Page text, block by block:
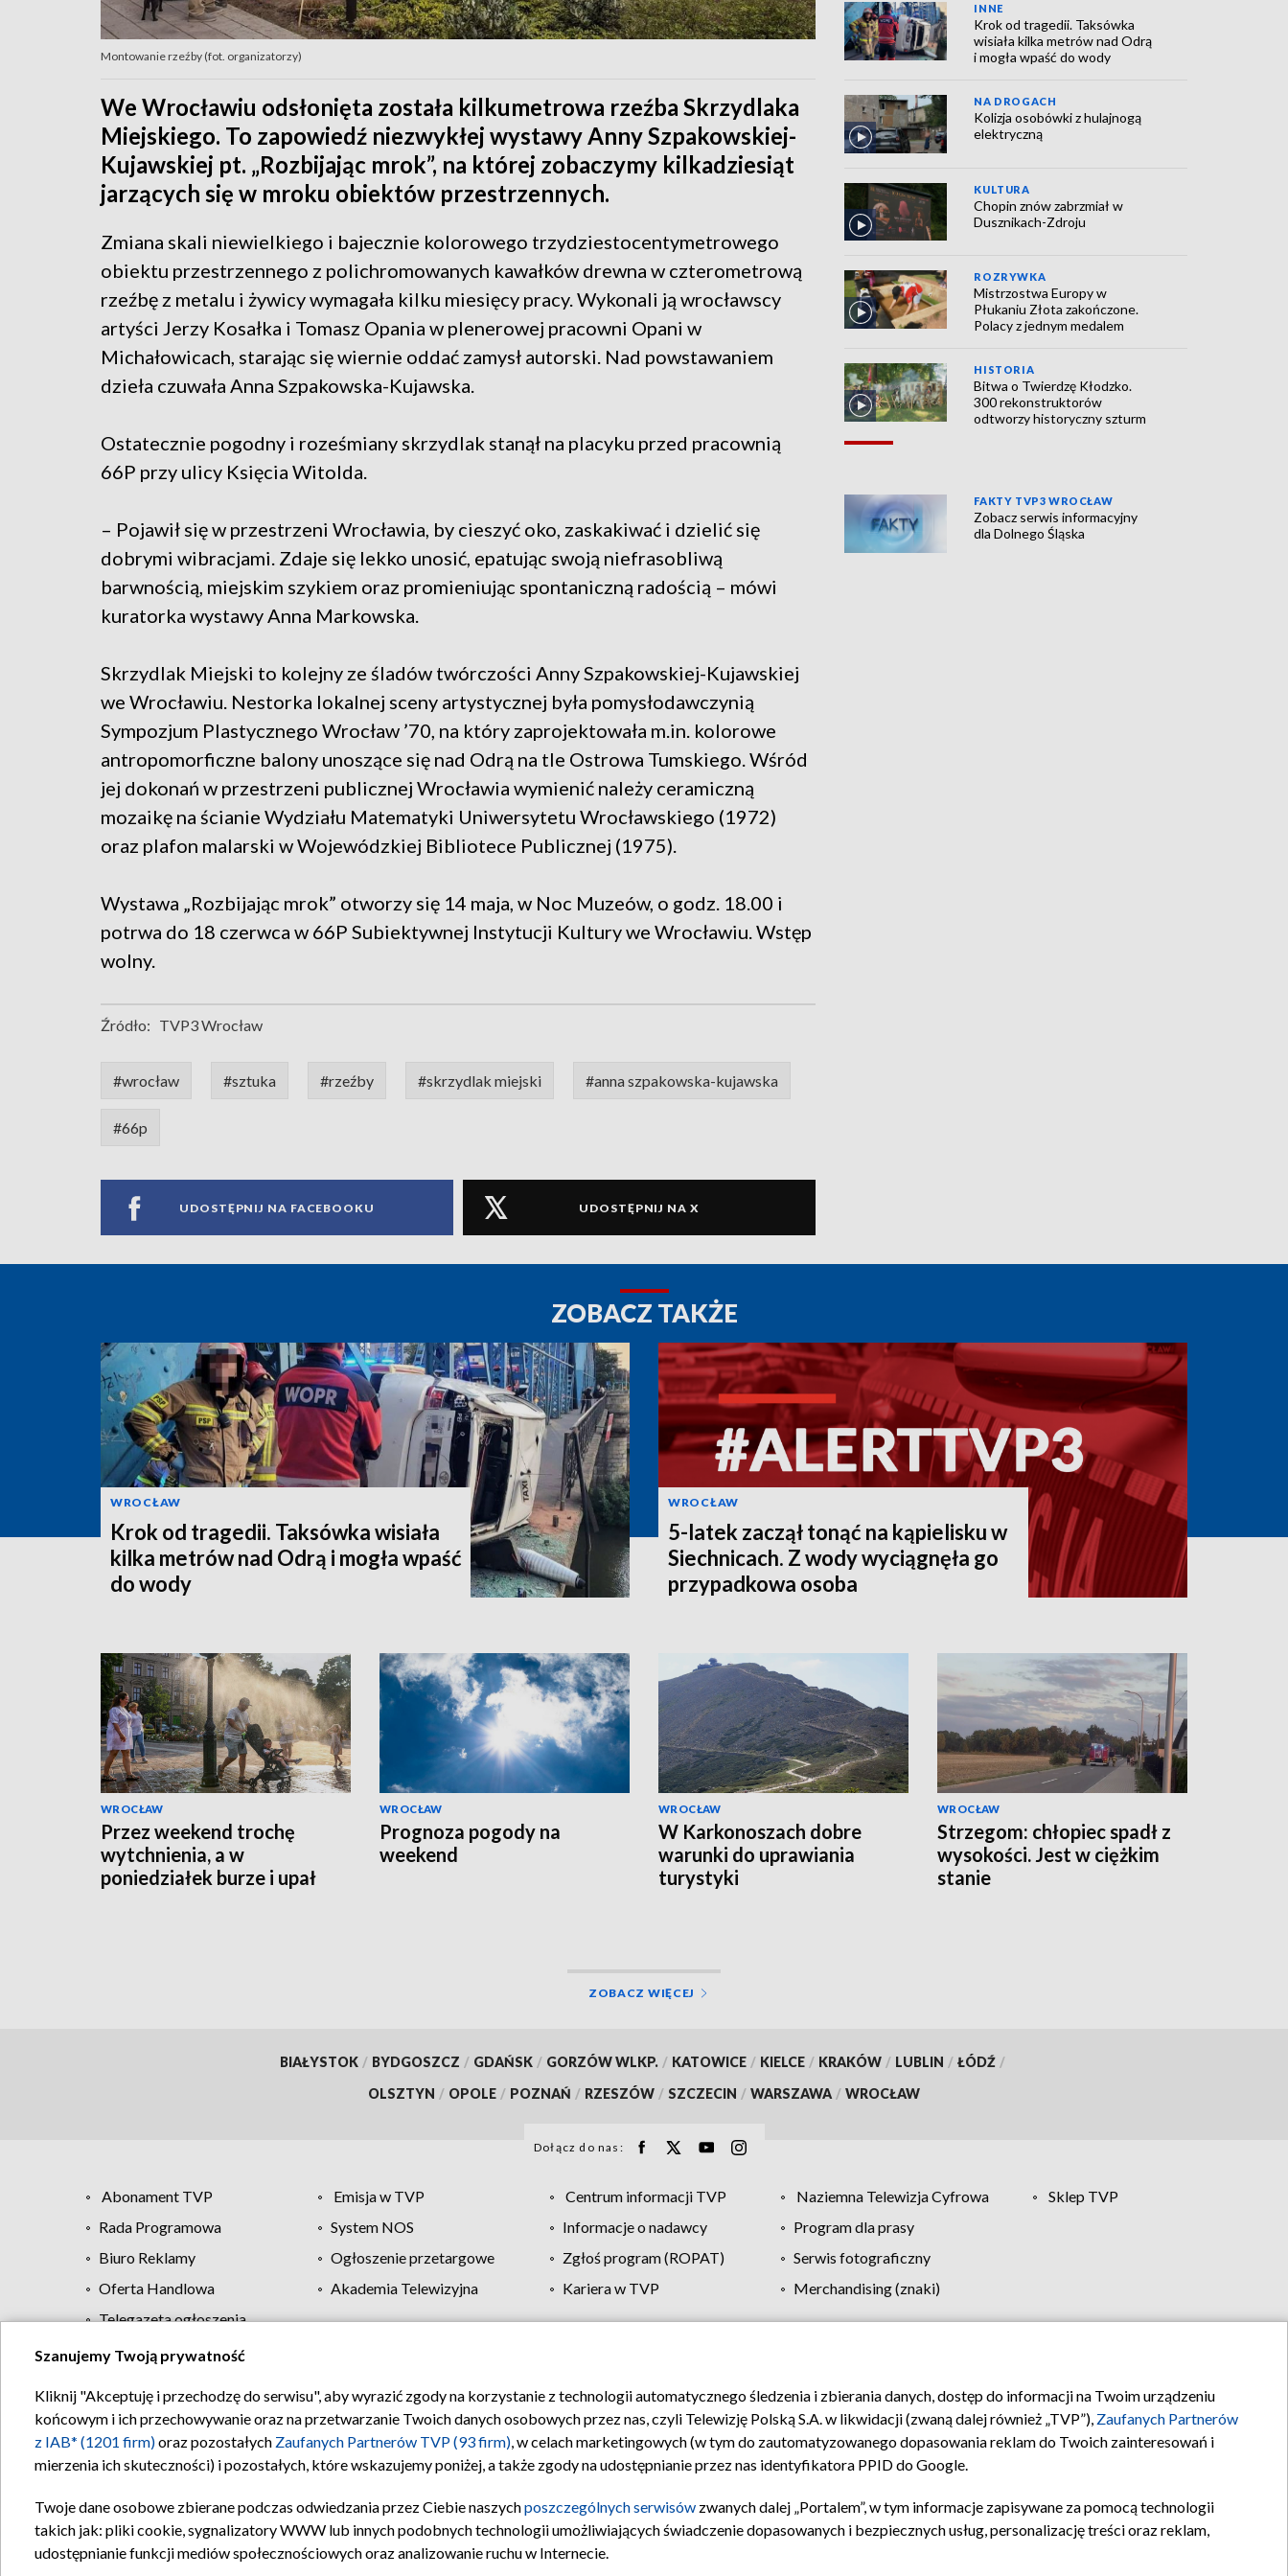
Montowanie rzeźby (fot. organizatorzy)
We Wrocławiu odsłonięta została kilkumetrowa rzeźba Skrzydlaka
Miejskiego. To zapowiedź niezwykłej wystawy Anny Szpakowskiej-
Kujawskiej pt. „Rozbijając mrok”, na której zobaczymy kilkadziesiąt
jarzących się w mroku obiektów przestrzennych.
Zmiana skali niewielkiego i bajecznie kolorowego trzydziestocentymetrowego
obiektu przestrzennego z polichromowanych kawałków drewna w czterometrową
rzeźbę z metalu i żywicy wymagała kilku miesięcy pracy. Wykonali ją wrocławscy
artyści Jerzy Kosałka i Tomasz Opania w plenerowej pracowni Opani w
Michałowicach, starając się wiernie oddać zamysł autorski. Nad powstawaniem
dzieła czuwała Anna Szpakowska-Kujawska.
Ostatecznie pogodny i roześmiany skrzydlak stanął na placyku przed pracownią
66P przy ulicy Księcia Witolda.
– Pojawił się w przestrzeni Wrocławia, by cieszyć oko, zaskakiwać i dzielić się
dobrymi wibracjami. Zdaje się lekko unosić, epatując swoją niefrasobliwą
barwnością, miejskim szykiem oraz promieniując spontaniczną radością – mówi
kuratorka wystawy Anna Markowska.
Skrzydlak Miejski to kolejny ze śladów twórczości Anny Szpakowskiej-Kujawskiej
we Wrocławiu. Nestorka lokalnej sceny artystycznej była pomysłodawczynią
Sympozjum Plastycznego Wrocław ’70, na który zaprojektowała m.in. kolorowe
antropomorficzne balony unoszące się nad Odrą na tle Ostrowa Tumskiego. Wśród
jej dokonań w przestrzeni publicznej Wrocławia wymienić należy ceramiczną
mozaikę na ścianie Wydziału Matematyki Uniwersytetu Wrocławskiego (1972)
oraz plafon malarski w Wojewódzkiej Bibliotece Publicznej (1975).
Wystawa „Rozbijając mrok” otworzy się 14 maja, w Noc Muzeów, o godz. 18.00 i
potrwa do 18 czerwca w 66P Subiektywnej Instytucji Kultury we Wrocławiu. Wstęp
wolny.
Źródło: TVP3 Wrocław
#wrocław #sztuka #rzeźby #skrzydlak miejski #anna szpakowska-kujawska
#66p
UDOSTĘPNIJ NA FACEBOOKU UDOSTĘPNIJ NA X
INNE
Krok od tragedii. Taksówka
wisiała kilka metrów nad Odrą
i mogła wpaść do wody
NA DROGACH
Kolizja osobówki z hulajnogą
elektryczną
KULTURA
Chopin znów zabrzmiał w
Dusznikach-Zdroju
ROZRYWKA
Mistrzostwa Europy w
Płukaniu Złota zakończone.
Polacy z jednym medalem
HISTORIA
Bitwa o Twierdzę Kłodzko.
300 rekonstruktorów
odtworzy historyczny szturm
FAKTY TVP3 WROCŁAW
Zobacz serwis informacyjny
dla Dolnego Śląska
ZOBACZ TAKŻE
WROCŁAW
Krok od tragedii. Taksówka wisiała
kilka metrów nad Odrą i mogła wpaść
do wody
WROCŁAW
5-latek zaczął tonąć na kąpielisku w
Siechnicach. Z wody wyciągnęła go
przypadkowa osoba
WROCŁAW
Przez weekend trochę
wytchnienia, a w
poniedziałek burze i upał
WROCŁAW
Prognoza pogody na
weekend
WROCŁAW
W Karkonoszach dobre
warunki do uprawiania
turystyki
WROCŁAW
Strzegom: chłopiec spadł z
wysokości. Jest w ciężkim
stanie
ZOBACZ WIĘCEJ
BIAŁYSTOK / BYDGOSZCZ / GDAŃSK / GORZÓW WLKP. / KATOWICE / KIELCE / KRAKÓW / LUBLIN / ŁÓDŹ /
OLSZTYN / OPOLE / POZNAŃ / RZESZÓW / SZCZECIN / WARSZAWA / WROCŁAW
Dołącz do nas:
Abonament TVP Emisja w TVP Centrum informacji TVP Naziemna Telewizja Cyfrowa
Sklep TVP
Rada Programowa
System NOS Informacje o nadawcy
Program dla prasy
Biuro Reklamy
Ogłoszenie przetargowe Zgłoś program (ROPAT)
Serwis fotograficzny
Oferta Handlowa
Akademia Telewizyjna Kariera w TVP
Merchandising (znaki)
Telegazeta ogłoszenia
Regulamin TVP Polityka prywatności Moje zgody Pomoc Biuro reklamy Kontakt
Szanujemy Twoją prywatność
Kliknij "Akceptuję i przechodzę do serwisu", aby wyrazić zgody na korzystanie z technologii automatycznego śledzenia i zbierania danych, dostęp do informacji na Twoim urządzeniu
końcowym i ich przechowywanie oraz na przetwarzanie Twoich danych osobowych przez nas, czyli Telewizję Polską S.A. w likwidacji (zwaną dalej również „TVP”), Zaufanych Partnerów
z IAB* (1201 firm)oraz pozostałych Zaufanych Partnerów TVP (93 firm), w celach marketingowych (w tym do zautomatyzowanego dopasowania reklam do Twoich zainteresowań i
mierzenia ich skuteczności) i pozostałych, które wskazujemy poniżej, a także zgody na udostępnianie przez nas identyfikatora PPID do Google.
Twoje dane osobowe zbierane podczas odwiedzania przez Ciebie naszychposzczególnych serwisów zwanych dalej „Portalem”, w tym informacje zapisywane za pomocą technologii
takich jak: pliki cookie, sygnalizatory WWW lub innych podobnych technologii umożliwiających świadczenie dopasowanych i bezpiecznych usług, personalizację treści oraz reklam,
udostępnianie funkcji mediów społecznościowych oraz analizowanie ruchu w Internecie.